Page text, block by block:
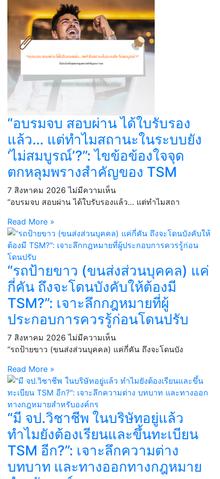
“อบรมจบ สอบผ่าน ได้ใบรับรอง
แล้ว… แต่ทำไมสถานะในระบบยัง
‘ไม่สมบูรณ์’?”: ไขข้อข้องใจจุด
ตกหลุมพรางสำคัญของ TSM
7 สิงหาคม 2026ไม่มีความเห็น
“อบรมจบ สอบผ่าน ได้ใบรับรองแล้ว… แต่ทำไมสถา
Read More »
“รถป้ายขาว (ขนส่งส่วนบุคคล) แค่
กี่คัน ถึงจะโดนบังคับให้ต้องมี
TSM?”: เจาะลึกกฎหมายที่ผู้
ประกอบการควรรู้ก่อนโดนปรับ
7 สิงหาคม 2026ไม่มีความเห็น
“รถป้ายขาว (ขนส่งส่วนบุคคล) แค่กี่คัน ถึงจะโดนบัง
Read More »
“มี จป.วิชาชีพ ในบริษัทอยู่แล้ว
ทำไมยังต้องเรียนและขึ้นทะเบียน
TSM อีก?”: เจาะลึกความต่าง
บทบาท และทางออกทางกฎหมาย